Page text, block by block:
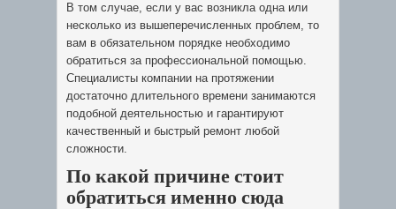
В том случае, если у вас возникла одна или
несколько из вышеперечисленных проблем, то
вам в обязательном порядке необходимо
обратиться за профессиональной помощью.
Специалисты компании на протяжении
достаточно длительного времени занимаются
подобной деятельностью и гарантируют
качественный и быстрый ремонт любой
сложности.
По какой причине стоит
обратиться именно сюда